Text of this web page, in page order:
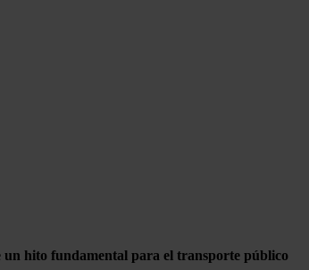
un hito fundamental para el transporte público